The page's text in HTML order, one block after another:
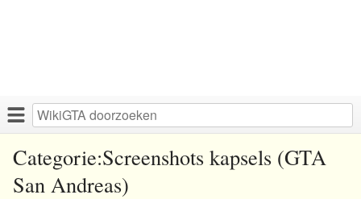
Categorie:Screenshots kapsels (GTA
San Andreas)